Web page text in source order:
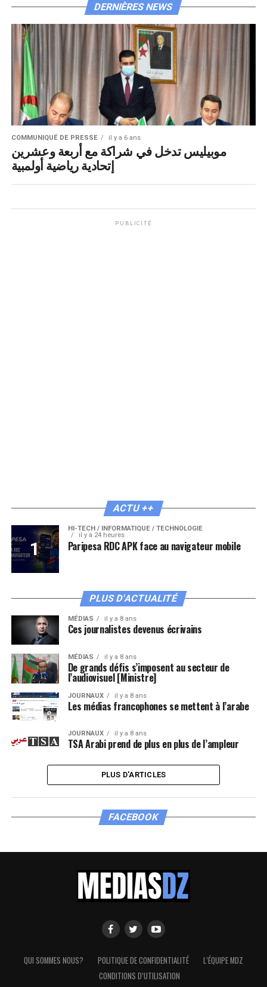
DERNIÈRES NEWS
COMMUNIQUÉ DE PRESSE il y a 6 ans
موبيليس تدخل في شراكة مع أربعة وعشرين
إتحادية رياضية أولمبية
PUBLICITÉ
ACTU ++
HI-TECH / INFORMATIQUE / TECHNOLOGIE
il y a 24 heures
Paripesa RDC APK face au navigateur mobile
PLUS D'ACTUALITÉ
MÉDIAS il y a 8 ans
Ces journalistes devenus écrivains
MÉDIAS il y a 8 ans
De grands défis s’imposent au secteur de
l’audiovisuel [Ministre]
JOURNAUX il y a 8 ans
Les médias francophones se mettent à l’arabe
JOURNAUX il y a 8 ans
TSA Arabi prend de plus en plus de l’ampleur
PLUS D'ARTICLES
FACEBOOK
QUI SOMMES NOUS? POLITIQUE DE CONFIDENTIALITÉ
L’ÉQUIPE MDZ
CONDITIONS D’UTILISATION